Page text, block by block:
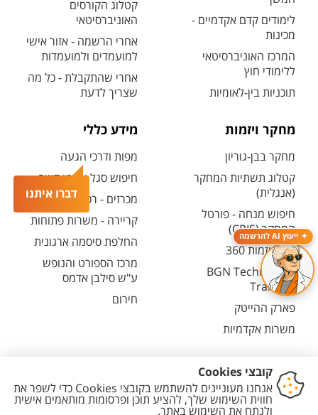
דברו איתנו
ייעוץ AI להרשמה
לימודים קדם אקדמיים -
מכינות
המרכז האוניברסיטאי
ללימודי חוץ
תוכניות בין-לאומיות
קטלוג הקורסים
האוניברסיטאי
אחרי הרשמה - אזור אישי
למועמדים ולמועמדות
אחרי שהתקבלת - כל מה
שצריך לדעת
מחקר ויזמות
מחקר בבן-גוריון
קטלוג תשתיות המחקר
(אנגלית)
חיפוש מנחה - פורטל
המחקר (CRIS)
מרכז יזמות 360
BGN Technology
Transfer
פארק ההייטק
משרות אקדמיות
מידע כללי
מפות ודרכי הגעה
חיפוש סגל ופרטי קשר
מכרזים - רכש ובינוי
קריירה - משרות פתוחות
החלפת סיסמה ארגונית
מרכז הספורט והנופש
ע"ש סילבן אדמס
חירום